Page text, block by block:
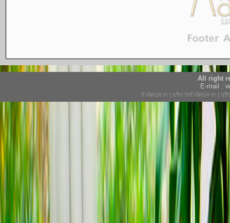
All right
E-mail :
กำจัดปลวก | บริการกำจัดปลวก | บริ